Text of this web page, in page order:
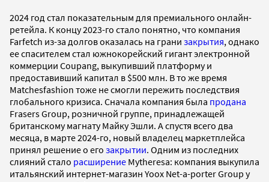
2024 год стал показательным для премиального онлайн-
ретейла. К концу 2023-го стало понятно, что компания
Farfetch из-за долгов оказалась на грани закрытия, однако
ее спасителем стал южнокорейский гигант электронной
коммерции Coupang, выкупивший платформу и
предоставивший капитал в $500 млн. В то же время
Matchesfashion тоже не смогли пережить последствия
глобального кризиса. Сначала компания была продана
Frasers Group, розничной группе, принадлежащей
британскому магнату Майку Эшли. А спустя всего два
месяца, в марте 2024-го, новый владелец маркетплейса
принял решение о его закрытии. Одним из последних
слияний стало расширение Mytheresa: компания выкупила
итальянский интернет-магазин Yoox Net-a-porter Group у